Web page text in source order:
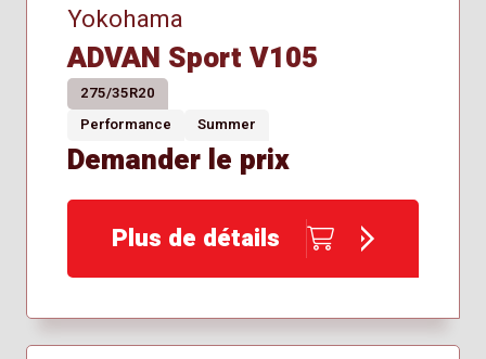
Yokohama
ADVAN Sport V105
275/35R20
Performance
Summer
Demander le prix
Plus de détails